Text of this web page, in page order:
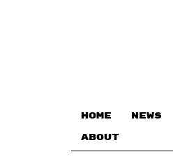
HOME NEWS
ABOUT